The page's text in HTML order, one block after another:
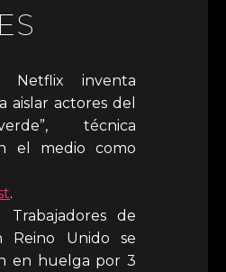
Netflix inventa
aislar actores del
técnica
el medio como
.
Trabajadores de
Reino Unido se
en huelga por 3